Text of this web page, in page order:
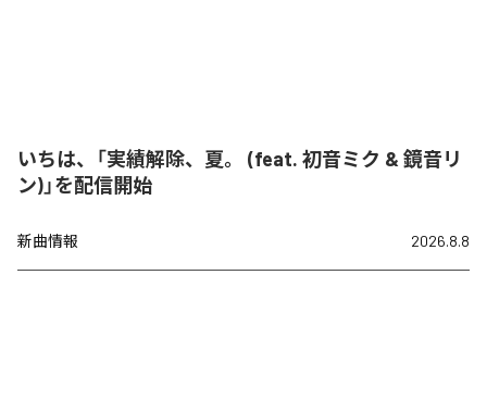
いちは、「実績解除、夏。 (feat. 初音ミク & 鏡音リ
ン)」を配信開始
新曲情報 2026.8.8